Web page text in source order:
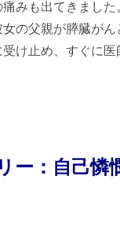
みも出てきまし
の父親が膵臓が
け止め、すぐに
ー：自己憐